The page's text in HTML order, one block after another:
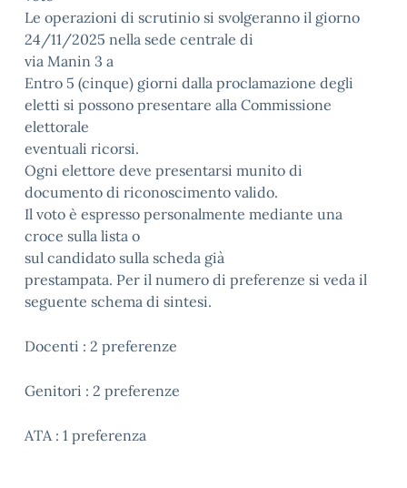
Le operazioni di scrutinio si svolgeranno il giorno
24/11/2025 nella sede centrale di
via Manin 3 a
Entro 5 (cinque) giorni dalla proclamazione degli
eletti si possono presentare alla Commissione
elettorale
eventuali ricorsi.
Ogni elettore deve presentarsi munito di
documento di riconoscimento valido.
Il voto è espresso personalmente mediante una
croce sulla lista o
sul candidato sulla scheda già
prestampata. Per il numero di preferenze si veda il
seguente schema di sintesi.
Docenti : 2 preferenze
Genitori : 2 preferenze
ATA : 1 preferenza